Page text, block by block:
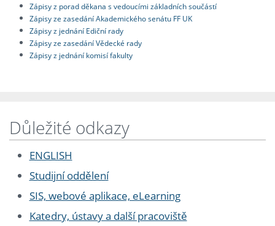
Zápisy z porad děkana s vedoucími základních součástí
Zápisy ze zasedání Akademického senátu FF UK
Zápisy z jednání Ediční rady
Zápisy ze zasedání Vědecké rady
Zápisy z jednání komisí fakulty
Důležité odkazy
ENGLISH
Studijní oddělení
SIS, webové aplikace, eLearning
Katedry, ústavy a další pracoviště